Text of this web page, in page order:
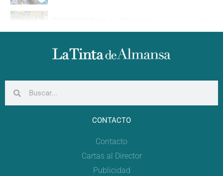
DIRECTO | Gran Desfile Festero
CONTACTO
Contacto
Cartas al Director
Publicidad